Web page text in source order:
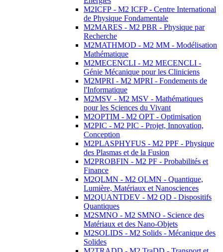
M2ICFP - M2 ICFP - Centre International
de Physique Fondamentale
M2MARES - M2 PBR - Physique par
Recherche
M2MATHMOD - M2 MM - Modélisation
Mathématique
M2MECENCLI - M2 MECENCLI -
Génie Mécanique pour les Cliniciens
M2MPRI - M2 MPRI - Fondements de
l'Informatique
M2MSV - M2 MSV - Mathématiques
pour les Sciences du Vivant
M2OPTIM - M2 OPT - Optimisation
M2PIC - M2 PIC - Projet, Innovation,
Conception
M2PLASPHYFUS - M2 PPF - Physique
des Plasmas et de la Fusion
M2PROBFIN - M2 PF - Probabilités et
Finance
M2QLMN - M2 QLMN - Quantique,
Lumière, Matériaux et Nanosciences
M2QUANTDEV - M2 QD - Dispositifs
Quantiques
M2SMNO - M2 SMNO - Science des
Matériaux et des Nano-Objets
M2SOLIDS - M2 Solids - Mécanique des
Solides